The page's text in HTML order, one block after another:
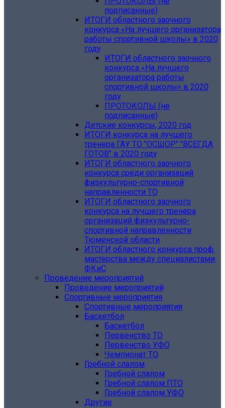
подписанные)
ИТОГИ областного заочного
конкурса «На лучшего организатора
работы спортивной школы» в 2020
году
ИТОГИ областного заочного
конкурса «На лучшего
организатора работы
спортивной школы» в 2020
году
ПРОТОКОЛЫ (не
подписанные)
Детские конкурсы, 2020 год
ИТОГИ конкурса на лучшего
тренера ГАУ ТО "ОСШОР" "ВСЕГДА
ГОТОВ" в 2020 году
ИТОГИ областного заочного
конкурса среди организаций
физкультурно-спортивной
направленности ТО
ИТОГИ областного заочного
конкурса на лучшего тренера
организаций физкультурно-
спортивной направленности
Тюменской области
ИТОГИ областного конкурса проф.
мастерства между специалистами
ФКиС
Проведение мероприятий
Проведение мероприятий
Спортивные мероприятия
Спортивные мероприятия
Баскетбол
Баскетбол
Первенство ТО
Первенство УФО
Чемпионат ТО
Гребной слалом
Гребной слалом
Гребной слалом ПТО
Гребной слалом УФО
Другие